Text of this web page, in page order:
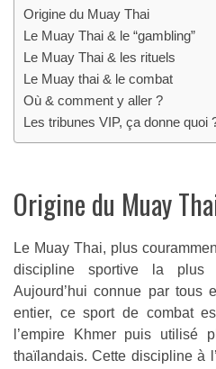
Origine du Muay Thai
Le Muay Thai & le “gambling”
Le Muay Thai & les rituels
Le Muay thai & le combat
Où & comment y aller ?
Les tribunes VIP, ça donne quoi
Origine du Muay
Le Muay Thai, plus
discipline sportive la plus
Aujourd’hui connue par tous
entier, ce sport de combat
l’empire Khmer puis utilisé
thaïlandais. Cette discipline à